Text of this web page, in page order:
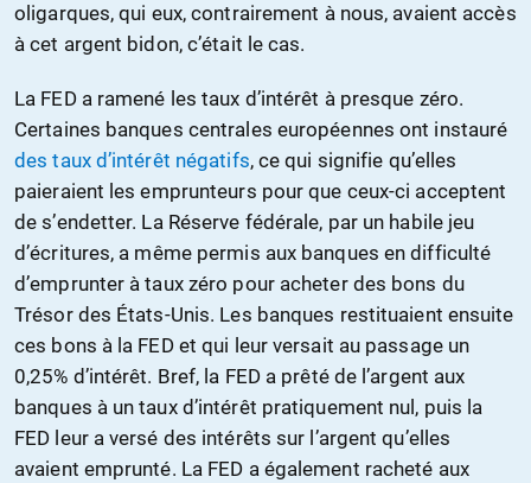
oligarques, qui eux, contrairement à nous, avaient accès
à cet argent bidon, c’était le cas.
La FED a ramené les taux d’intérêt à presque zéro.
Certaines banques centrales européennes ont instauré
des taux d’intérêt négatifs, ce qui signifie qu’elles
paieraient les emprunteurs pour que ceux-ci acceptent
de s’endetter. La Réserve fédérale, par un habile jeu
d’écritures, a même permis aux banques en difficulté
d’emprunter à taux zéro pour acheter des bons du
Trésor des États-Unis. Les banques restituaient ensuite
ces bons à la FED et qui leur versait au passage un
0,25% d’intérêt. Bref, la FED a prêté de l’argent aux
banques à un taux d’intérêt pratiquement nul, puis la
FED leur a versé des intérêts sur l’argent qu’elles
avaient emprunté. La FED a également racheté aux